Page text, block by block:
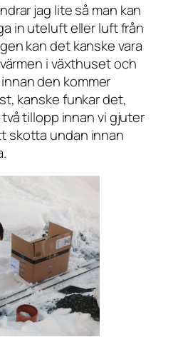
jag lite så man kan
in uteluft eller luft från
kan det kanske vara
i växthuset och
den kommer
kanske funkar det,
tillopp innan vi gjuter
skotta undan innan